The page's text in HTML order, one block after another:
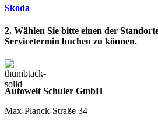
Skoda
2. Wählen Sie bitte einen der
Servicetermin buchen zu können.
Autowelt Schuler GmbH
Max-Planck-Straße 34